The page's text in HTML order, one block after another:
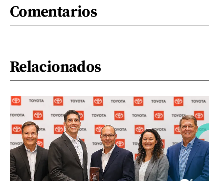
Comentarios
Relacionados